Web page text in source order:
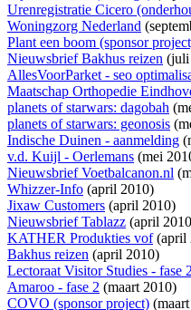
Urenregistratie Cicero
Woningzorg Nederland
Plant een boom (sponsor
Nieuwsbrief Bakhus reizen (juli
AllesVoorParket - seo
Maatschap Orthopedie
planets of starwars: dagobah
planets of starwars: geonosis
Indische Duinen - aanmelding
v.d. Kuijl - Oerlemans (mei
Nieuwsbrief Voetbalcanon.nl
Whizzer-Info (april 2010)
Jixaw Customers (april 2010)
Nieuwsbrief Tablazz (april
KATHER Produkties vof(april
Bakhus reizen (april 2010)
Lectoraat Visitor Studies - fase
Amaroo - fase 2 (maart 2010)
COVO (sponsor project)